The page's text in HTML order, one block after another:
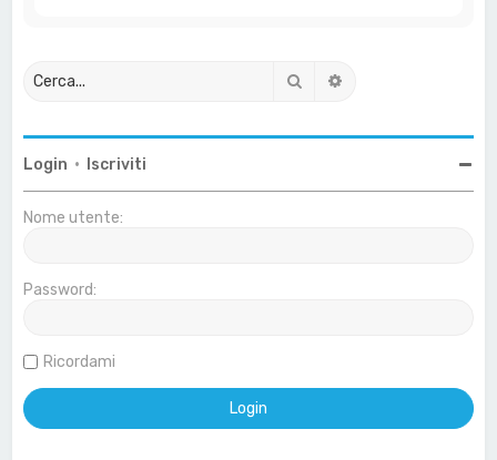
Cerca
Login • Iscriviti
Nome utente:
Password:
Ricordami